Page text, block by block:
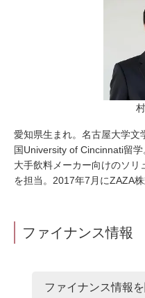
愛知県生まれ。名古屋大学
国University of Cincinnati留
大手飲料メーカー向けのソ
を担当。2017年7月にZAZA
ファイナンス情報
ファイナンス情報